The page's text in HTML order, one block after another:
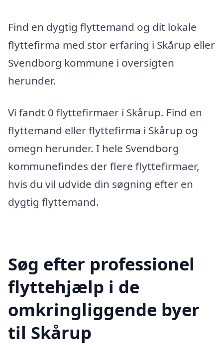
Find en dygtig flyttemand og dit lokale
flyttefirma med stor erfaring i Skårup eller
Svendborg kommune i oversigten
herunder.
Vi fandt 0 flyttefirmaer i Skårup. Find en
flyttemand eller flyttefirma i Skårup og
omegn herunder. I hele Svendborg
kommunefindes der flere flyttefirmaer,
hvis du vil udvide din søgning efter en
dygtig flyttemand.
Søg efter professionel
flyttehjælp i de
omkringliggende byer
til Skårup